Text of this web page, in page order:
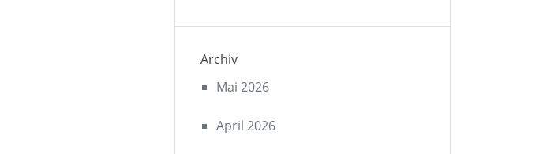
Archiv
Mai 2026
April 2026